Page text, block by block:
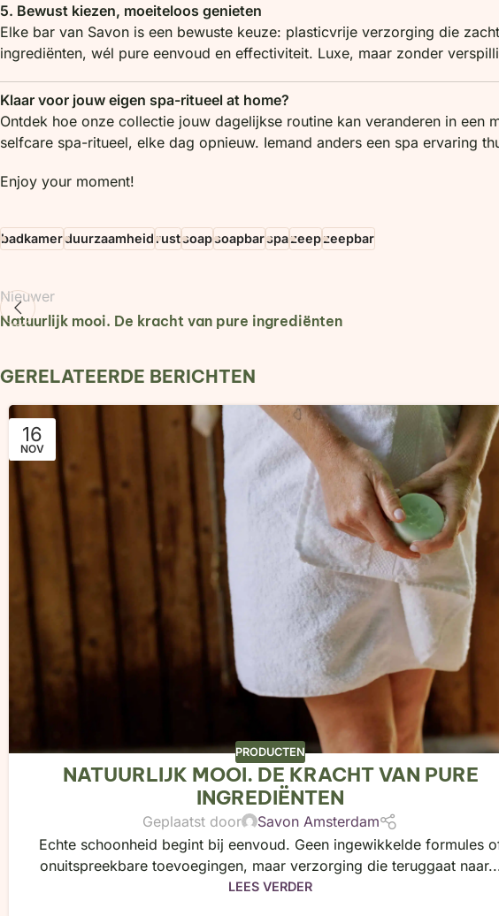
5. Bewust kiezen, moeiteloos genieten
Elke bar van Savon is een bewuste keuze: plasticvrije verzorging die
ingrediënten, wél pure eenvoud en effectiviteit. Luxe, maar zonder
Klaar voor jouw eigen spa-ritueel at home?
Ontdek hoe onze collectie jouw dagelijkse routine kan veranderen in
selfcare spa-ritueel, elke dag opnieuw. Iemand anders een spa ervaring
Enjoy your moment!
badkamerduurzaamheidrustsoapsoapbarspazeepzeepbar
Nieuwer
Natuurlijk mooi. De kracht van pure ingrediënten
GERELATEERDE BERICHTEN
16
NOV
PRODUCTEN
NATUURLIJK MOOI. DE KRACHT VAN PURE
INGREDIËNTEN
Geplaatst door
Savon Amsterdam
Echte schoonheid begint bij eenvoud. Geen ingewikkelde formules
onuitspreekbare toevoegingen, maar verzorging die teruggaat
LEES VERDER